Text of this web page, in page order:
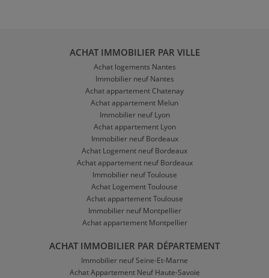
ACHAT IMMOBILIER PAR VILLE
Achat logements Nantes
Immobilier neuf Nantes
Achat appartement Chatenay
Achat appartement Melun
Immobilier neuf Lyon
Achat appartement Lyon
Immobilier neuf Bordeaux
Achat Logement neuf Bordeaux
Achat appartement neuf Bordeaux
Immobilier neuf Toulouse
Achat Logement Toulouse
Achat appartement Toulouse
Immobilier neuf Montpellier
Achat appartement Montpellier
ACHAT IMMOBILIER PAR DÉPARTEMENT
Immobilier neuf Seine-Et-Marne
Achat Appartement Neuf Haute-Savoie